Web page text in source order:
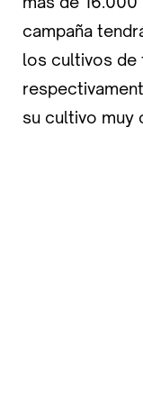
campaña
los cultivos de
su cultivo